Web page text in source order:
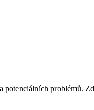
problémů.